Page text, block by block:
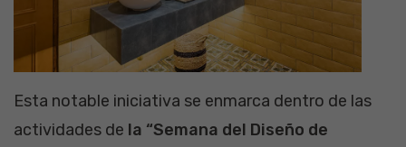
Esta notable iniciativa se enmarca dentro de las
actividades de la “Semana del Diseño de